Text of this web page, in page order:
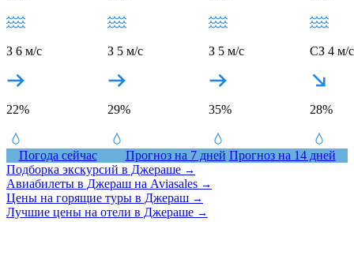
З 6 м/с
22%
З 5 м/с
29%
З 5 м/с
35%
СЗ 4 м/с
28%
Погода сейчас Прогноз на 7 дней Прогноз на 14 дней
Подборка экскурсий в Джераше →
Авиабилеты в Джераш на Aviasales →
Цены на горящие туры в Джераш →
Лучшие цены на отели в Джераше →